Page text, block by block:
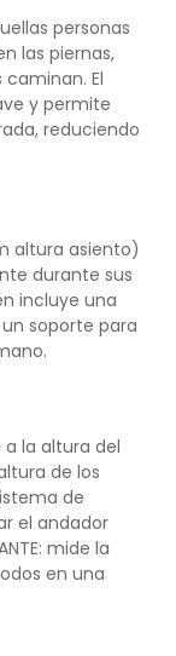
personas
las piernas,
El
y permite
reduciendo
altura asiento)
durante sus
incluye una
soporte para
la altura del
de los
de
el andador
mide la
en una